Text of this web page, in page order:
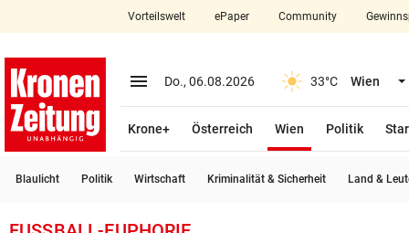
closeSchließen
account_circle Anmelden
arrow_right
Vorteilswelt ePaper Community
menu Menü aufklappen
Do., 06.08.2026 33°C Wien
Krone+ Österreich Wien
Politik
Blaulicht Politik Wirtschaft Kriminalität & Sicherheit Land &